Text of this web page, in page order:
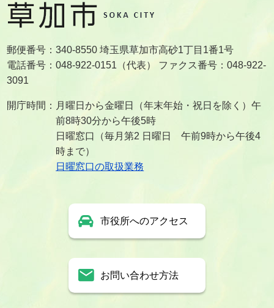
郵便番号：340-8550 埼玉県草加市高砂1丁目1番1号
電話番号：048-922-0151（代表） ファクス番号：048-922-
3091
開庁時間：月曜日から金曜日（年末年始・祝日を除く）午
前8時30分から午後5時
日曜窓口（毎月第2 日曜日 午前9時から午後4
時まで）
日曜窓口の取扱業務
市役所へのアクセス
お問い合わせ方法